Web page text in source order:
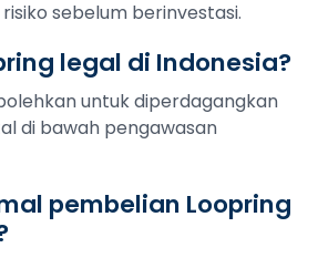
sebelum berinvestasi.
legal di Indonesia?
untuk diperdagangkan
di bawah pengawasan
pembelian Loopring